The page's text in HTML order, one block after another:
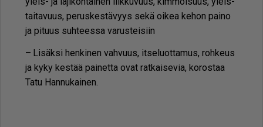
tai­ta­vuus, pe­rus­kes­tä­vyys sekä oi­kea ke­hon pai­no
ja pi­tuus suh­tees­sa va­rus­tei­siin
– Li­säk­si hen­ki­nen vah­vuus, it­se­luot­ta­mus, roh­keus
ja kyky kes­tää pai­net­ta ovat rat­kai­se­via, ko­ros­taa
Tatu Han­nu­kai­nen.